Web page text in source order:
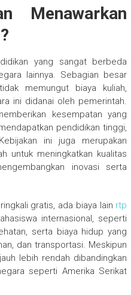
Menawarkan
yang sangat berbeda
lainnya. Sebagian besar
memungut biaya kuliah,
ini didanai oleh pemerintah.
kesempatan yang
pendidikan tinggi,
ini juga merupakan
untuk meningkatkan kualitas
inovasi serta
gratis, ada biaya lain rtp
internasional, seperti
serta biaya hidup yang
dan transportasi. Meskipun
lebih rendah dibandingkan
seperti Amerika Serikat